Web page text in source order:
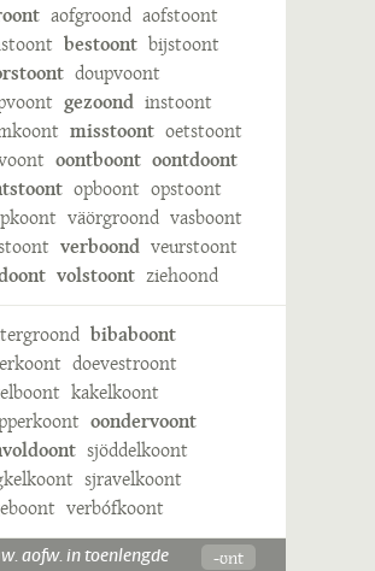
aofgroond aofstoont
bestoont bijstoont
doupvoont
gezoond instoont
misstoont oetstoont
oontboont oontdoont
opboont opstoont
väörgroond vasboont
verboond veurstoont
volstoont ziehoond
bibaboont
doevestroont
kakelkoont
oondervoont
sjöddelkoont
sjravelkoont
verbófkoont
aofw. in toenlengde -ʊnt